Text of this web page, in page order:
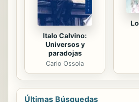
Italo Calvino:
Universos y
paradojas
Carlo Ossola
Últimas Búsquedas